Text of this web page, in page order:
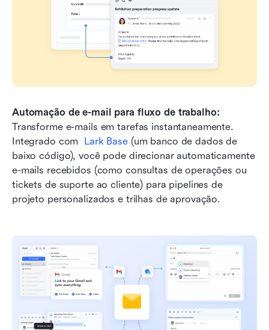
Automação de e-mail para fluxo de trabalho:
Transforme e-mails em tarefas instantaneamente.
Integrado com Lark Base (um banco de dados de
baixo código), você pode direcionar automaticamente
e-mails recebidos (como consultas de operações ou
tickets de suporte ao cliente) para pipelines de
projeto personalizados e trilhas de aprovação.